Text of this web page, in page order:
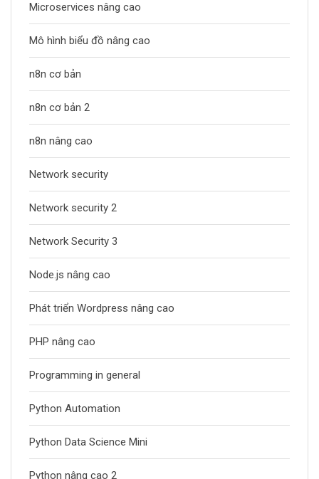
Microservices nâng cao
Mô hình biểu đồ nâng cao
n8n cơ bản
n8n cơ bản 2
n8n nâng cao
Network security
Network security 2
Network Security 3
Node.js nâng cao
Phát triển Wordpress nâng cao
PHP nâng cao
Programming in general
Python Automation
Python Data Science Mini
Python nâng cao 2